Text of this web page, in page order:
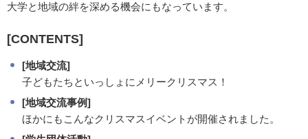
大学と地域の絆を深める機会にもなっています。
[CONTENTS]
[地域交流]
子どもたちといっしょにメリークリスマス！
[地域交流事例]
ほかにもこんなクリスマスイベントが開催されました。